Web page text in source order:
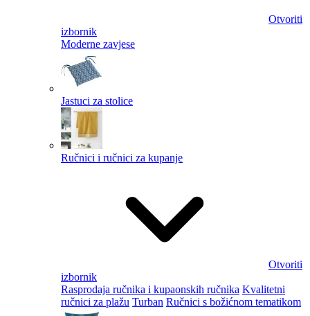
Otvoriti
izbornik
Moderne zavjese
Jastuci za stolice
Ručnici i ručnici za kupanje
Otvoriti
izbornik
Rasprodaja ručnika i kupaonskih ručnika Kvalitetni
ručnici za plažu Turban Ručnici s božićnom tematikom